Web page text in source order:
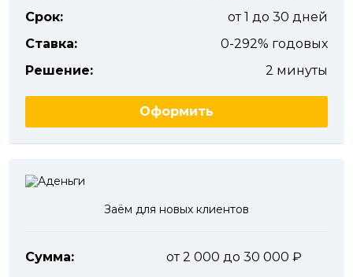
Срок:
от 1 до 30 дней
Ставка:
0-292% годовых
Решение:
2 минуты
Оформить
Заём для новых клиентов
Сумма:
от 2 000 до 30 000